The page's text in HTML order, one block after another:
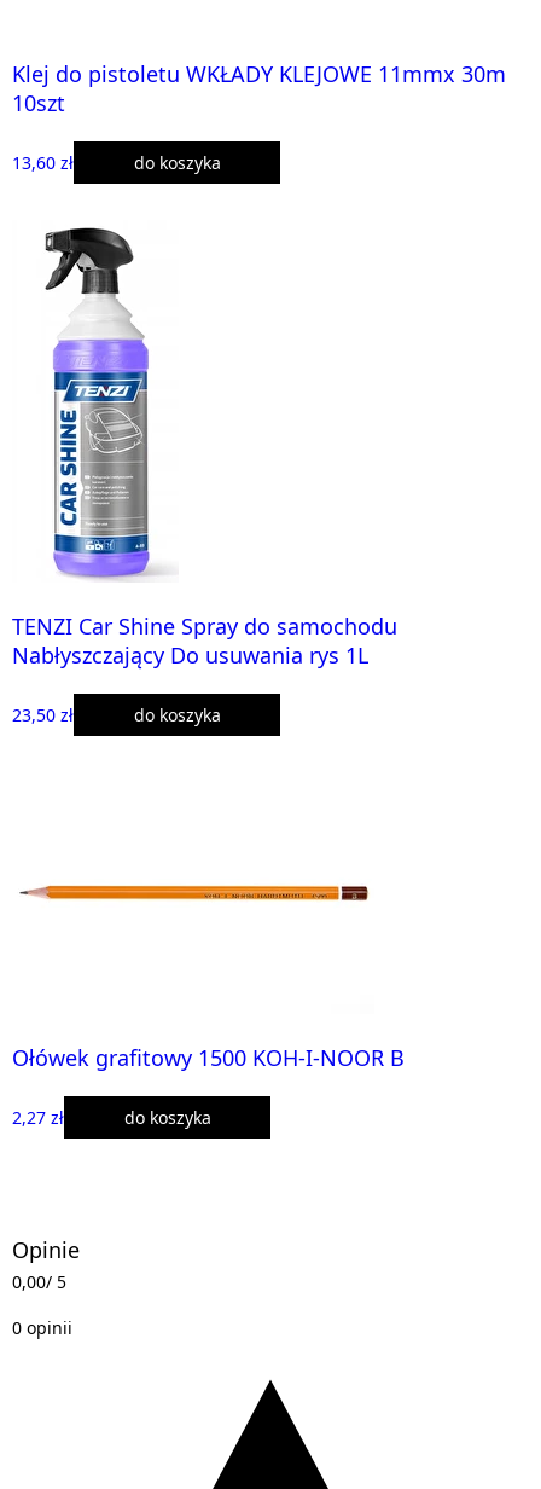
Klej do pistoletu WKŁADY KLEJOWE 11mmx 30m
10szt
13,60 zł do koszyka
TENZI Car Shine Spray do samochodu
Nabłyszczający Do usuwania rys 1L
23,50 zł do koszyka
Ołówek grafitowy 1500 KOH-I-NOOR B
2,27 zł do koszyka
Opinie
0,00/ 5
0 opinii